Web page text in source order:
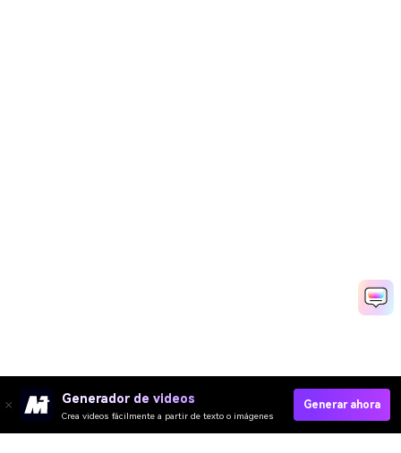
Generador de videos
Crea videos fácilmente a partir de texto o imágenes
Generar ahora